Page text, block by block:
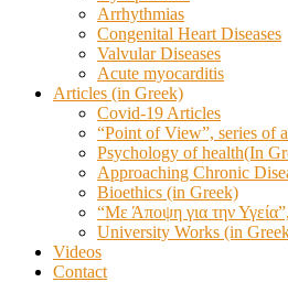
Arrhythmias
Congenital Heart Diseases
Valvular Diseases
Acute myocarditis
Articles (in Greek)
Covid-19 Articles
“Point of View”, series of
Psychology of health(In
Approaching Chronic
Bioethics (in Greek)
“Με Άποψη για την
University Works (in
Videos
Contact